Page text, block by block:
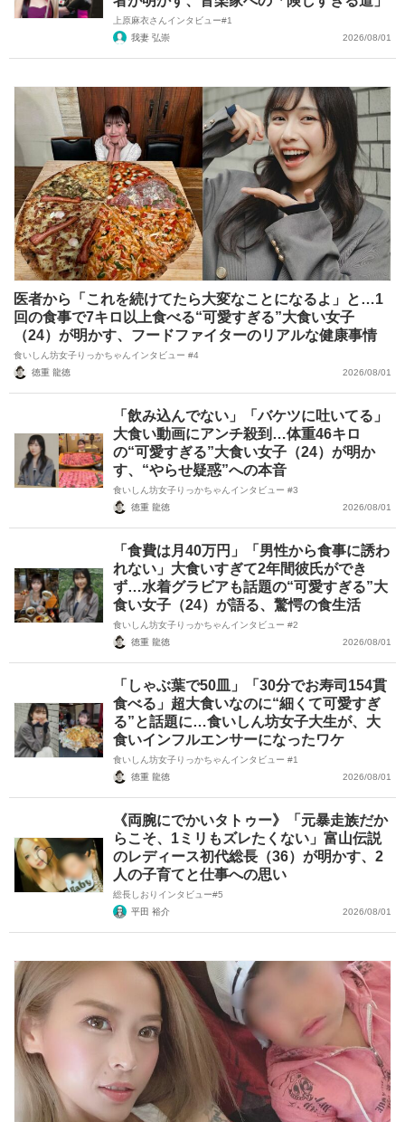
上原麻衣さんインタビュー#1
我妻 弘崇
2026/08/01
医者から「これを続けてたら大変なことになるよ」と…1
回の食事で7キロ以上食べる“可愛すぎる”大食い女子
（24）が明かす、フードファイターのリアルな健康事情
食いしん坊女子りっかちゃんインタビュー #4
徳重 龍徳
2026/08/01
「飲み込んでない」「バケツに吐いてる」
大食い動画にアンチ殺到…体重46キロ
の“可愛すぎる”大食い女子（24）が明か
す、“やらせ疑惑”への本音
食いしん坊女子りっかちゃんインタビュー #3
徳重 龍徳
2026/08/01
「食費は月40万円」「男性から食事に誘わ
れない」大食いすぎて2年間彼氏ができ
ず…水着グラビアも話題の“可愛すぎる”大
食い女子（24）が語る、驚愕の食生活
食いしん坊女子りっかちゃんインタビュー #2
徳重 龍徳
2026/08/01
「しゃぶ葉で50皿」「30分でお寿司154貫
食べる」超大食いなのに“細くて可愛すぎ
る”と話題に…食いしん坊女子大生が、大
食いインフルエンサーになったワケ
食いしん坊女子りっかちゃんインタビュー #1
徳重 龍徳
2026/08/01
《両腕にでかいタトゥー》「元暴走族だか
らこそ、1ミリもズレたくない」富山伝説
のレディース初代総長（36）が明かす、2
人の子育てと仕事への思い
総長しおりインタビュー#5
平田 裕介
2026/08/01